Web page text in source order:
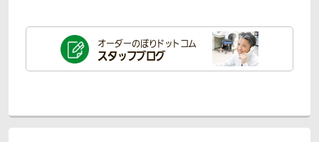
オーダーのぼりドットコム
スタッフブログ